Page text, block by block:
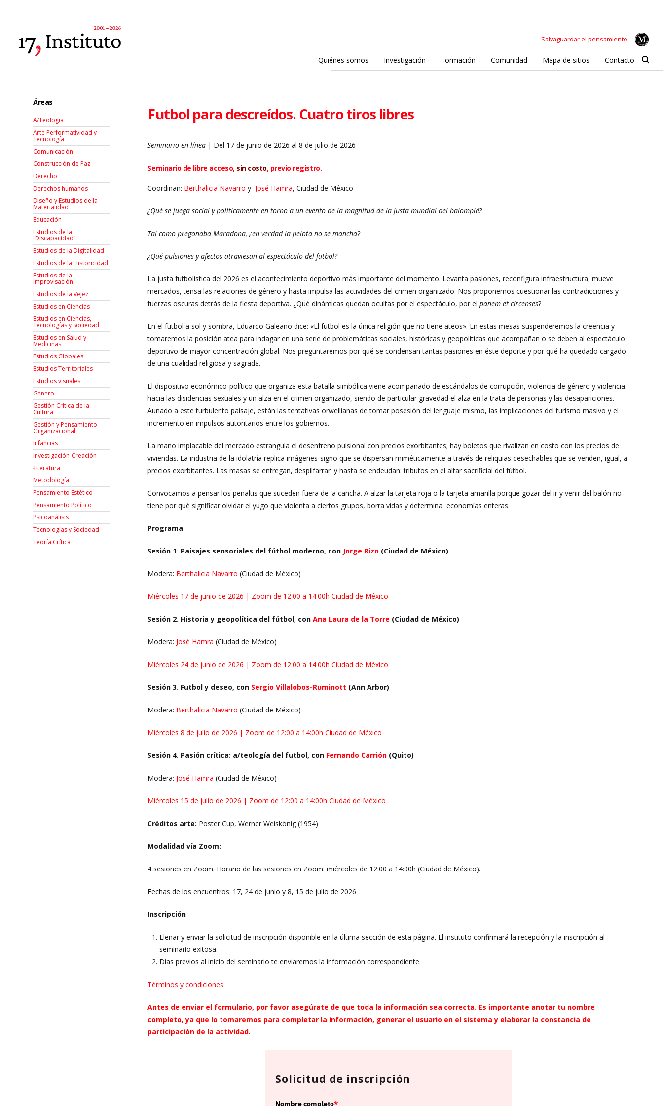
Salvaguardar el pensamiento
Quiénes somos Investigación Formación Comunidad Mapa de sitios Contacto
Futbol para descreídos. Cuatro tiros libres
Seminario en línea | Del 17 de junio de 2026 al 8 de julio de 2026
Seminario de libre acceso, sin costo, previo registro.
Coordinan: Berthalicia Navarro y José Hamra, Ciudad de México
¿Qué se juega social y políticamente en torno a un evento de la magnitud de la justa mundial del balompié?
Tal como pregonaba Maradona, ¿en verdad la pelota no se mancha?
¿Qué pulsiones y afectos atraviesan al espectáculo del futbol?
La justa futbolística del 2026 es el acontecimiento deportivo más importante del momento. Levanta pasiones, reconfigura infraestructura, mueve
mercados, tensa las relaciones de género y hasta impulsa las actividades del crimen organizado. Nos proponemos cuestionar las contradicciones y
fuerzas oscuras detrás de la fiesta deportiva. ¿Qué dinámicas quedan ocultas por el espectáculo, por elpanem et circenses?
En el futbol a sol y sombra, Eduardo Galeano dice: «El futbol es la única religión que no tiene ateos». En estas mesas suspenderemos la creencia y
tomaremos la posición atea para indagar en una serie de problemáticas sociales, históricas y geopolíticas que acompañan o se deben al espectáculo
deportivo de mayor concentración global. Nos preguntaremos por qué se condensan tantas pasiones en éste deporte y por qué ha quedado cargado
de una cualidad religiosa y sagrada.
El dispositivo económico-político que organiza esta batalla simbólica viene acompañado de escándalos de corrupción, violencia de género y violencia
hacia las disidencias sexuales y un alza en el crimen organizado, siendo de particular gravedad el alza en la trata de personas y las desapariciones.
Aunado a este turbulento paisaje, están las tentativas orwellianas de tomar posesión del lenguaje mismo, las implicaciones del turismo masivo y el
incremento en impulsos autoritarios entre los gobiernos.
La mano implacable del mercado estrangula el desenfreno pulsional con precios exorbitantes; hay boletos que rivalizan en costo con los precios de
viviendas. La industria de la idolatría replica imágenes-signo que se dispersan miméticamente a través de reliquias desechables que se venden, igual, a
precios exorbitantes. Las masas se entregan, despilfarran y hasta se endeudan: tributos en el altar sacrificial del fútbol.
Convocamos a pensar los penaltis que suceden fuera de la cancha. A alzar la tarjeta roja o la tarjeta amarilla porque gozar del ir y venir del balón no
tiene por qué significar olvidar el yugo que violenta a ciertos grupos, borra vidas y determina economías enteras.
Programa
Sesión 1. Paisajes sensoriales del fútbol moderno, con Jorge Rizo (Ciudad de México)
Modera: Berthalicia Navarro (Ciudad de México)
Miércoles 17 de junio de 2026 | Zoom de 12:00 a 14:00h Ciudad de México
Sesión 2. Historia y geopolítica del fútbol, conAna Laura de la Torre (Ciudad de México)
Modera: José Hamra (Ciudad de México)
Miércoles 24 de junio de 2026 | Zoom de 12:00 a 14:00h Ciudad de México
Sesión 3. Futbol y deseo, con Sergio Villalobos-Ruminott (Ann Arbor)
Modera: Berthalicia Navarro (Ciudad de México)
Miércoles 8 de julio de 2026 | Zoom de 12:00 a 14:00h Ciudad de México
Sesión 4. Pasión crítica: a/teología del futbol, con Fernando Carrión (Quito)
Modera: José Hamra (Ciudad de México)
Miércoles 15 de julio de 2026 | Zoom de 12:00 a 14:00h Ciudad de México
Créditos arte: Poster Cup, Werner Weiskönig (1954)
Modalidad vía Zoom:
4 sesiones en Zoom. Horario de las sesiones en Zoom: miércoles de 12:00 a 14:00h (Ciudad de México).
Fechas de los encuentros: 17, 24 de junio y 8, 15 de julio de 2026
Inscripción
Llenar y enviar la solicitud de inscripción disponible en la última sección de esta página. El instituto confirmará la recepción y la inscripción al
seminario exitosa.
Días previos al inicio del seminario te enviaremos la información correspondiente.
Términos y condiciones
Antes de enviar el formulario, por favor asegúrate de que toda la información sea correcta. Es importante anotar tu nombre
completo, ya que lo tomaremos para completar la información, generar el usuario en el sistema y elaborar la constancia de
participación de la actividad.
Solicitud de inscripción
Nombre completo*
Áreas
A/Teología
Arte Performatividad y
Tecnología
Comunicación
Construcción de Paz
Derecho
Derechos humanos
Diseño y Estudios de la
Materialidad
Educación
Estudios de la
“Discapacidad”
Estudios de la Digitalidad
Estudios de la Historicidad
Estudios de la
Improvisación
Estudios de la Vejez
Estudios en Ciencias
Estudios en Ciencias,
Tecnologías y Sociedad
Estudios en Salud y
Medicinas
Estudios Globales
Estudios Territoriales
Estudios visuales
Género
Gestión Crítica de la
Cultura
Gestión y Pensamiento
Organizacional
Infancias
Investigación-Creación
Łiteratura
Metodología
Pensamiento Estético
Pensamiento Político
Psicoanálisis
Tecnologías y Sociedad
Teoría Crítica